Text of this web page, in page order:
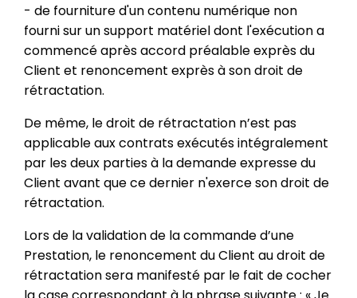
- de fourniture d'un contenu numérique non
fourni sur un support matériel dont l'exécution a
commencé après accord préalable exprès du
Client et renoncement exprès à son droit de
rétractation.
De même, le droit de rétractation n’est pas
applicable aux contrats exécutés intégralement
par les deux parties à la demande expresse du
Client avant que ce dernier n'exerce son droit de
rétractation.
Lors de la validation de la commande d’une
Prestation, le renoncement du Client au droit de
rétractation sera manifesté par le fait de cocher